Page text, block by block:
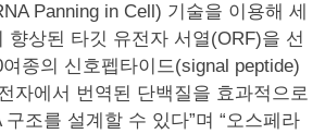
Panning in Cell) 기술을 이용해 세
향상된 타깃 유전자 서열(ORF)을 선
종의 신호펩타이드(signal peptide)
자에서 번역된 단백질을 효과적으로
조를 설계할 수 있다”며 “오스페라